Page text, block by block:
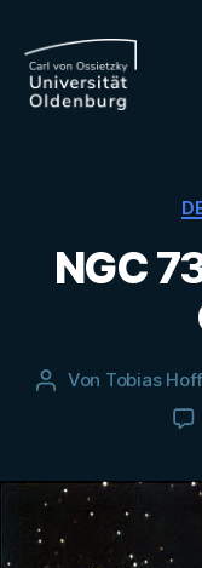
NGC
Beitragsautor
Von Tobias